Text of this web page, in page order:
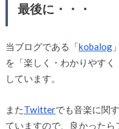
最後に・・・
当ブログである「kobalog
を「楽しく・わかりやす
しています。
またTwitterでも音楽に関
ていますので、良かった